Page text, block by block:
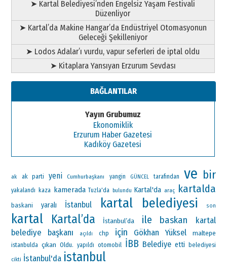
➤ Kartal Belediyesi’nden Engelsiz Yaşam Festivali
Düzenliyor
➤ Kartal’da Makine Hangar’da Endüstriyel Otomasyonun
Geleceği Şekilleniyor
➤ Lodos Adalar’ı vurdu, vapur seferleri de iptal oldu
➤ Kitaplara Yansıyan Erzurum Sevdası
BAĞLANTILAR
Yayın Grubumuz
Ekonomiklik
Erzurum Haber Gazetesi
Kadıköy Gazetesi
ak ak parti yeni Cumhurbaşkanı yangin GÜNCEL tarafından ve bir
yakalandı kaza kamerada Tuzla'da bulundu Kartal'da araç kartalda
baskani yaralı İstanbul kartal belediyesi son
kartal Kartal’da İstanbul’da ile baskan
kartal
belediye başkanı
açıldı chp için Gökhan Yüksel maltepe
istanbulda çıkan Oldu. yapıldı otomobil İBB Belediye etti belediyesi
cikti İstanbul'da istanbul